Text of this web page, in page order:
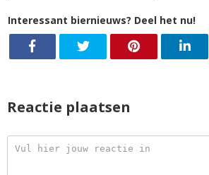
Interessant biernieuws? Deel het nu!
Reactie plaatsen